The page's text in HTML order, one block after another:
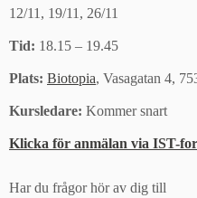
12/11, 19/11, 26/11
Tid: 18.15 – 19.45
Plats: Biotopia, Vasagatan 4,
Kursledare: Kommer snart
Klicka för anmälan via IST-
Har du frågor hör av dig till